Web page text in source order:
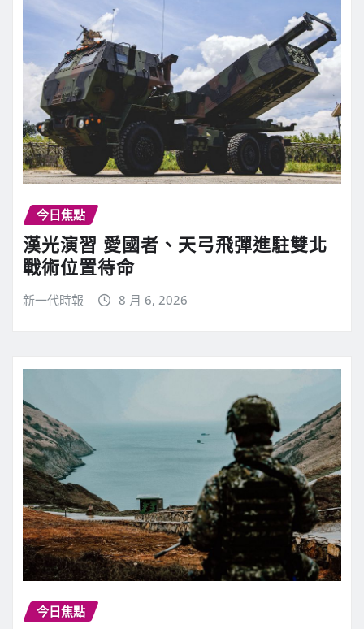
今日焦點
漢光演習 愛國者、天弓飛彈進駐雙北
戰術位置待命
新一代時報 8 月 6, 2026
今日焦點